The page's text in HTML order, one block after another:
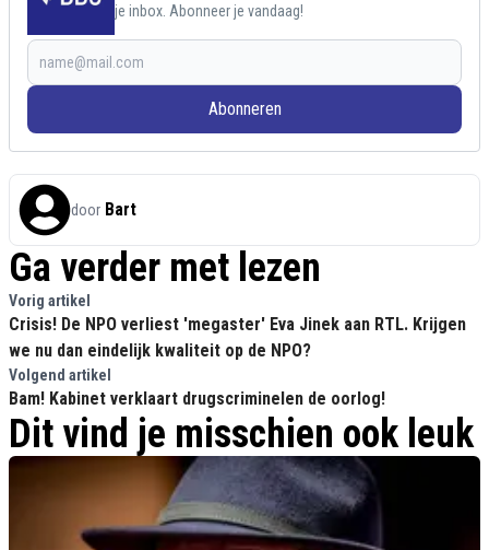
je inbox. Abonneer je vandaag!
Abonneren
door Bart
Ga verder met lezen
Vorig artikel
Crisis! De NPO verliest 'megaster' Eva Jinek aan RTL. Krijgen
we nu dan eindelijk kwaliteit op de NPO?
Volgend artikel
Bam! Kabinet verklaart drugscriminelen de oorlog!
Dit vind je misschien ook leuk